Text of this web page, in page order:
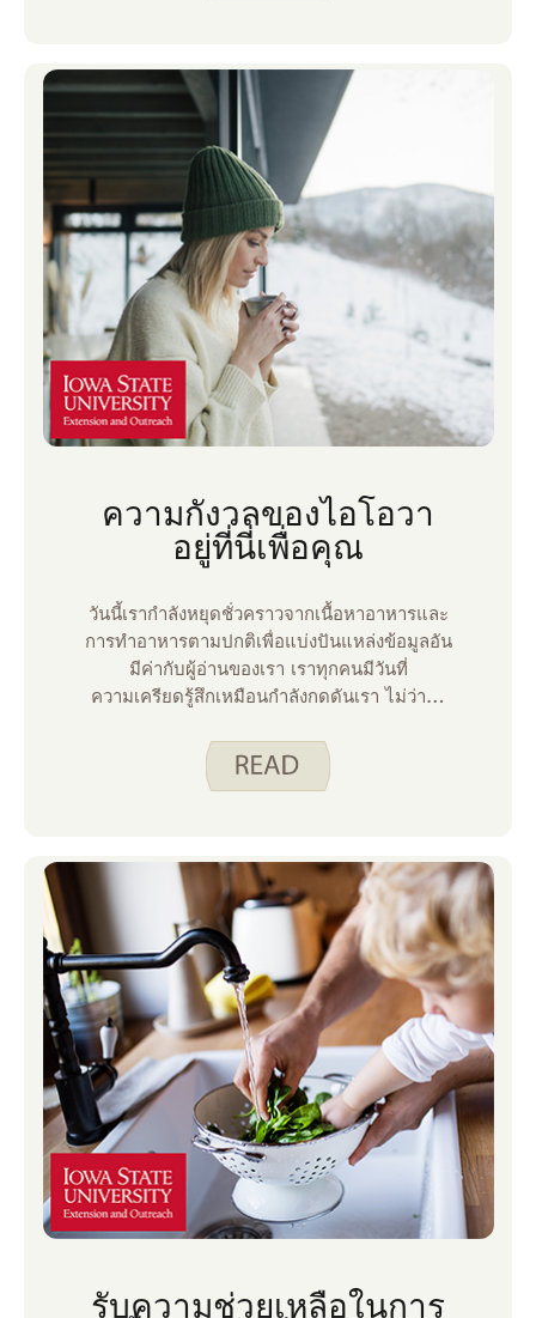
ความกังวลของไอโอวา
อยู่ที่นี่เพื่อคุณ
วันนี้เรากําลังหยุดชั่วคราวจากเนื้อหาอาหารและ
การทําอาหารตามปกติเพื่อแบ่งปันแหล่งข้อมูลอัน
มีค่ากับผู้อ่านของเรา เราทุกคนมีวันที่
ความเครียดรู้สึกเหมือนกําลังกดดันเรา ไม่ว่าจะ
หรือเงิน บางครั้งเราต้องการความช่วยเหลือใน
การจัดการทั้งหมด นี่คือเหตุผลที่สายด่วน Iowa
Outreach ที่ออกแบบมาเพื่อช่วยให้ผู้โทรรับมือ
กับความท้าทายและช่วยหาทางแก้ไข โทรหรือส่ง
ข้อความถึง Iowa Concern สําหรับสิ่งใดสิ่งหนึ่ง
ต่อไปนี้:
รับความช่วยเหลือในการ